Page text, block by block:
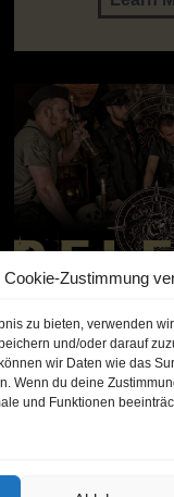
Cookie-Zustimmung
zu bieten, verwenden
und/oder darauf
wir Daten wie das
Wenn du deine
und Funktionen